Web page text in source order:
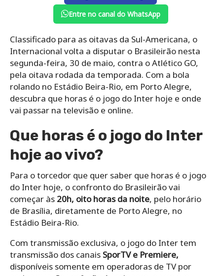
Entre no canal do WhatsApp
Classificado para as oitavas da Sul-Americana, o
Internacional volta a disputar o Brasileirão nesta
segunda-feira, 30 de maio, contra o Atlético GO,
pela oitava rodada da temporada. Com a bola
rolando no Estádio Beira-Rio, em Porto Alegre,
descubra que horas é o jogo do Inter hoje e onde
vai passar na televisão e online.
Que horas é o jogo do Inter
hoje ao vivo?
Para o torcedor que quer saber que horas é o jogo
do Inter hoje, o confronto do Brasileirão vai
começar às 20h, oito horas da noite, pelo horário
de Brasília, diretamente de Porto Alegre, no
Estádio Beira-Rio.
Com transmissão exclusiva, o jogo do Inter tem
transmissão dos canais SporTV e Premiere,
disponíveis somente em operadoras de TV por